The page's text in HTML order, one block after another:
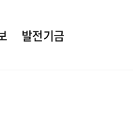
발전기금